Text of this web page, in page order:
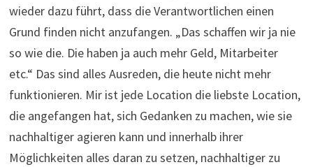
wieder dazu führt, dass die Verantwortlichen einen
Grund finden nicht anzufangen. „Das schaffen wir ja nie
so wie die. Die haben ja auch mehr Geld, Mitarbeiter
etc.“ Das sind alles Ausreden, die heute nicht mehr
funktionieren. Mir ist jede Location die liebste Location,
die angefangen hat, sich Gedanken zu machen, wie sie
nachhaltiger agieren kann und innerhalb ihrer
Möglichkeiten alles daran zu setzen, nachhaltiger zu